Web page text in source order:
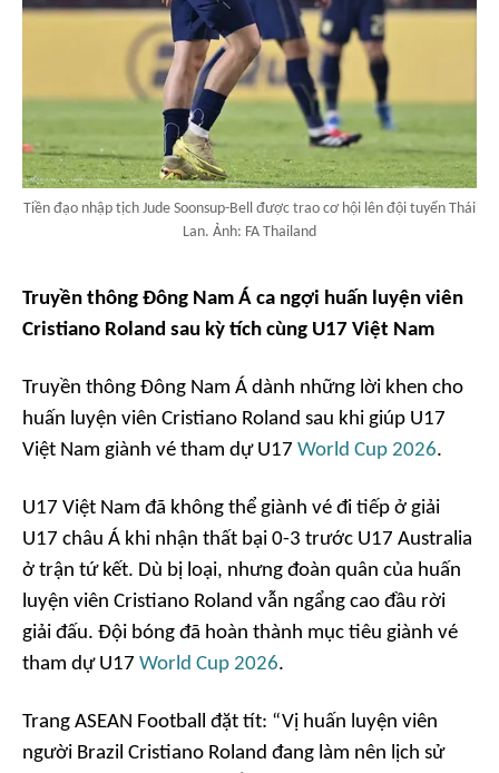
Tiền đạo nhập tịch Jude Soonsup-Bell được trao cơ hội lên đội tuyển Thái
Lan. Ảnh: FA Thailand
Truyền thông Đông Nam Á ca ngợi huấn luyện viên
Cristiano Roland sau kỳ tích cùng U17 Việt Nam
Truyền thông Đông Nam Á dành những lời khen cho
huấn luyện viên Cristiano Roland sau khi giúp U17
Việt Nam giành vé tham dự U17 World Cup 2026.
U17 Việt Nam đã không thể giành vé đi tiếp ở giải
U17 châu Á khi nhận thất bại 0-3 trước U17 Australia
ở trận tứ kết. Dù bị loại, nhưng đoàn quân của huấn
luyện viên Cristiano Roland vẫn ngẩng cao đầu rời
giải đấu. Đội bóng đã hoàn thành mục tiêu giành vé
tham dự U17 World Cup 2026.
Trang ASEAN Football đặt tít: “Vị huấn luyện viên
người Brazil Cristiano Roland đang làm nên lịch sử